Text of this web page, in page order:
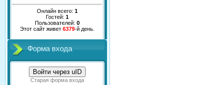
Онлайн всего: 1
Гостей: 1
Пользователей: 0
Этот сайт живет 6379-й день.
Форма входа
Войти через uID
Старая форма входа